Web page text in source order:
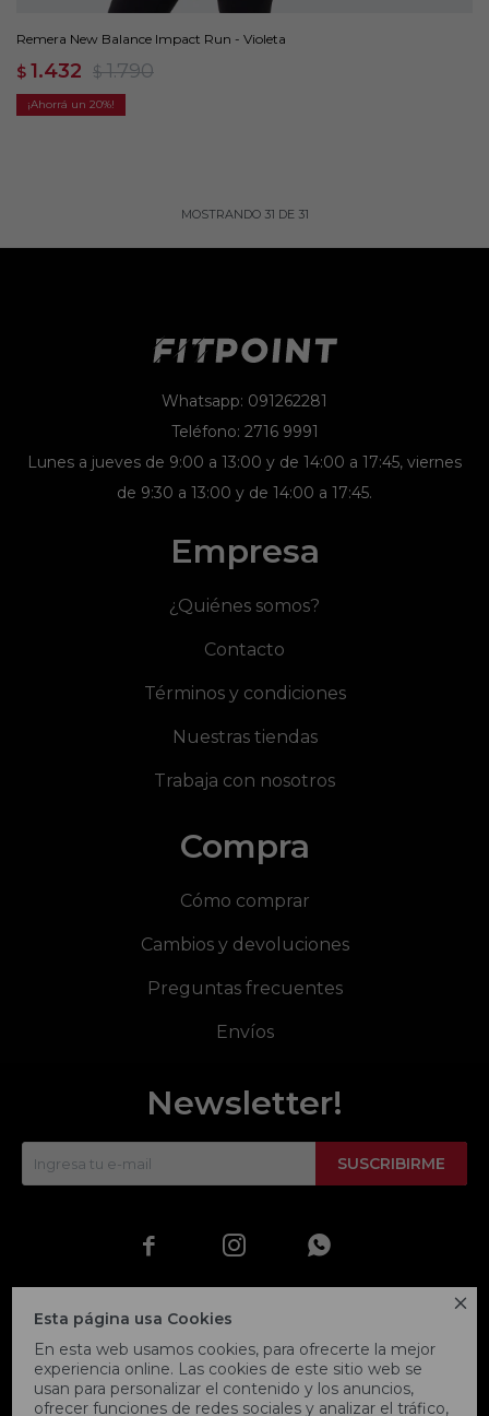

Esta página usa Cookies
En esta web usamos cookies, para ofrecerte la mejor
experiencia online. Las cookies de este sitio web se
usan para personalizar el contenido y los anuncios,
ofrecer funciones de redes sociales y analizar el tráfico,
Remera New Balance Impact Run - Violeta
$ 1.432 $ 1.790
20
MOSTRANDO 31 DE 31
Whatsapp: 091262281
Teléfono: 2716 9991
Lunes a jueves de 9:00 a 13:00 y de 14:00 a 17:45, viernes
de 9:30 a 13:00 y de 14:00 a 17:45.
Empresa
¿Quiénes somos?
Contacto
Términos y condiciones
Nuestras tiendas
Trabaja con nosotros
Compra
Cómo comprar
Cambios y devoluciones
Preguntas frecuentes
Envíos
Newsletter!
SUSCRIBIRME
  